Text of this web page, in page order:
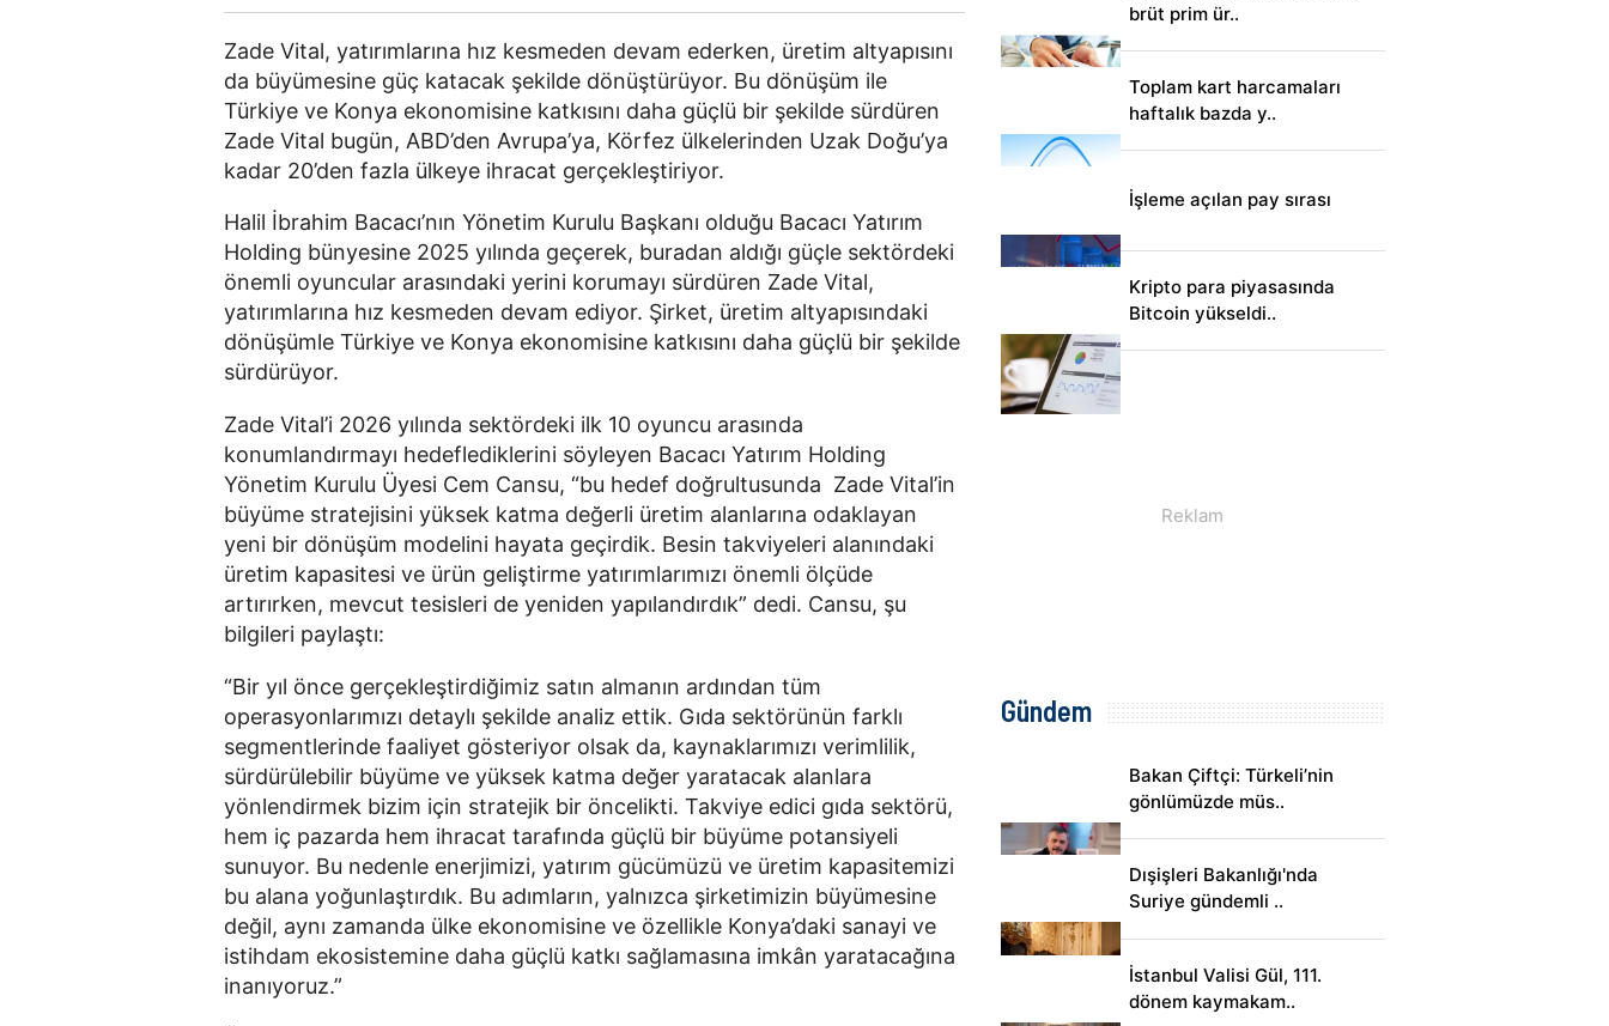
Zade Vital, yatırımlarına hız kesmeden devam ederken, üretim altyapısını
da büyümesine güç katacak şekilde dönüştürüyor. Bu dönüşüm ile
Türkiye ve Konya ekonomisine katkısını daha güçlü bir şekilde sürdüren
Zade Vital bugün, ABD’den Avrupa’ya, Körfez ülkelerinden Uzak Doğu’ya
kadar 20’den fazla ülkeye ihracat gerçekleştiriyor.
Halil İbrahim Bacacı’nın Yönetim Kurulu Başkanı olduğu Bacacı Yatırım
Holding bünyesine 2025 yılında geçerek, buradan aldığı güçle sektördeki
önemli oyuncular arasındaki yerini korumayı sürdüren Zade Vital,
yatırımlarına hız kesmeden devam ediyor. Şirket, üretim altyapısındaki
dönüşümle Türkiye ve Konya ekonomisine katkısını daha güçlü bir şekilde
sürdürüyor.
Zade Vital’i 2026 yılında sektördeki ilk 10 oyuncu arasında
konumlandırmayı hedeflediklerini söyleyen Bacacı Yatırım Holding
Yönetim Kurulu Üyesi Cem Cansu, “bu hedef doğrultusunda  Zade Vital’in
büyüme stratejisini yüksek katma değerli üretim alanlarına odaklayan
yeni bir dönüşüm modelini hayata geçirdik. Besin takviyeleri alanındaki
üretim kapasitesi ve ürün geliştirme yatırımlarımızı önemli ölçüde
artırırken, mevcut tesisleri de yeniden yapılandırdık” dedi. Cansu, şu
bilgileri paylaştı:
“Bir yıl önce gerçekleştirdiğimiz satın almanın ardından tüm
operasyonlarımızı detaylı şekilde analiz ettik. Gıda sektörünün farklı
segmentlerinde faaliyet gösteriyor olsak da, kaynaklarımızı verimlilik,
sürdürülebilir büyüme ve yüksek katma değer yaratacak alanlara
yönlendirmek bizim için stratejik bir öncelikti. Takviye edici gıda sektörü,
hem iç pazarda hem ihracat tarafında güçlü bir büyüme potansiyeli
sunuyor. Bu nedenle enerjimizi, yatırım gücümüzü ve üretim kapasitemizi
bu alana yoğunlaştırdık. Bu adımların, yalnızca şirketimizin büyümesine
değil, aynı zamanda ülke ekonomisine ve özellikle Konya’daki sanayi ve
istihdam ekosistemine daha güçlü katkı sağlamasına imkân yaratacağına
inanıyoruz.”
brüt prim ür..
Toplam kart harcamaları
haftalık bazda y..
İşleme açılan pay sırası
Kripto para piyasasında
Bitcoin yükseldi..
Gündem
Bakan Çiftçi: Türkeli’nin
gönlümüzde müs..
Dışişleri Bakanlığı'nda
Suriye gündemli ..
İstanbul Valisi Gül, 111.
dönem kaymakam..